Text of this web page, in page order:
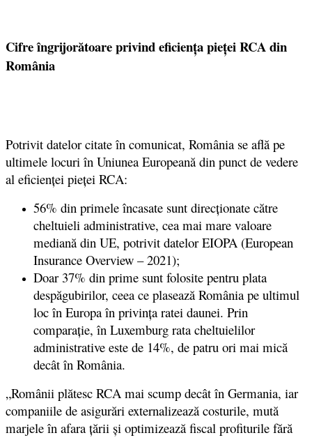
Cifre îngrijorătoare privind eficiența pieței RCA din
România
Potrivit datelor citate în comunicat, România se află pe
ultimele locuri în Uniunea Europeană din punct de vedere
al eficienței pieței RCA:
56% din primele încasate sunt direcționate către
cheltuieli administrative, cea mai mare valoare
mediană din UE, potrivit datelor EIOPA (European
Insurance Overview – 2021);
Doar 37% din prime sunt folosite pentru plata
despăgubirilor, ceea ce plasează România pe ultimul
loc în Europa în privința ratei daunei. Prin
comparație, în Luxemburg rata cheltuielilor
administrative este de 14%, de patru ori mai mică
decât în România.
„Românii plătesc RCA mai scump decât în Germania, iar
companiile de asigurări externalizează costurile, mută
marjele în afara țării și optimizează fiscal profiturile fără